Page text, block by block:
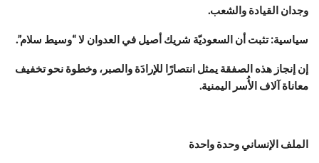
وجدان القيادة والشعب.
سياسية: تثبت أن السعوديّة شريك أصيل في العدوان لا “وسيط سلام”.
إن إنجاز هذه الصفقة يمثل انتصارًا للإرادَة والصبر، وخطوة نحو تخفيف
معاناة آلاف الأُسر اليمنية.
الملف الإنساني وحدة واحدة